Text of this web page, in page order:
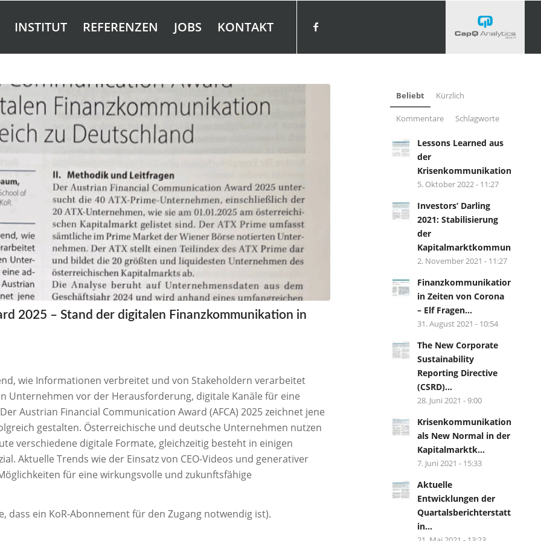
INSTITUT REFERENZEN JOBS KONTAKT
2025 – Stand der digitalen Finanzkommunikation in
wie Informationen verbreitet und von Stakeholdern verarbeitet
Unternehmen vor der Herausforderung, digitale Kanäle für eine
Austrian Financial Communication Award (AFCA) 2025 zeichnet jene
gestalten. Österreichische und deutsche Unternehmen nutzen
verschiedene digitale Formate, gleichzeitig besteht in einigen
Aktuelle Trends wie der Einsatz von CEO-Videos und generativer
für eine wirkungsvolle und zukunftsfähige
dass ein KoR-Abonnement für den Zugang notwendig ist).
Beliebt Kürzlich
Kommentare Schlagworte
Lessons Learned aus
der
Krisenkommunikation?
5. Oktober 2022 - 11:27
Investors‘ Darling
2021: Stabilisierung
der
2. November 2021 - 11:27
Finanzkommunikation
in Zeiten von Corona
– Elf Fragen...
31. August 2021 - 10:54
The New Corporate
Sustainability
Reporting Directive
(CSRD)...
28. Juni 2021 - 9:00
Krisenkommunikation
als New Normal in der
Kapitalmarktk...
7. Juni 2021 - 15:33
Aktuelle
Entwicklungen der
Quartalsberichterstattung
in...